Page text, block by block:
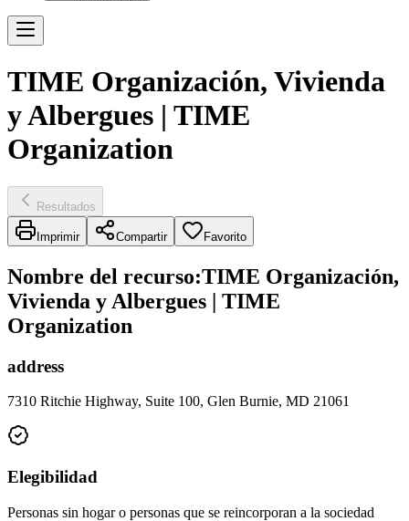
TIME Organización, Vivienda
y Albergues | TIME
Organization
Resultados
Imprimir Compartir Favorito
Nombre del recurso:TIME Organización,
Vivienda y Albergues | TIME
Organization
address
7310 Ritchie Highway, Suite 100, Glen Burnie, MD 21061
Elegibilidad
Personas sin hogar o personas que se reincorporan a la sociedad